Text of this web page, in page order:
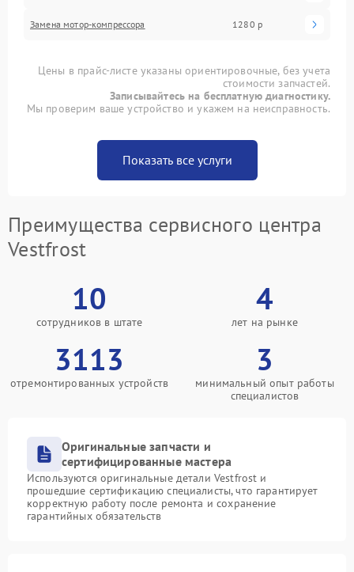
Замена мотор-компрессора 1280 р
Цены в прайс-листе указаны ориентировочные, без учета
стоимости запчастей.
Записывайтесь на бесплатную диагностику.
Мы проверим ваше устройство и укажем на неисправность.
Показать все услуги
Преимущества сервисного центра
Vestfrost
10
сотрудников в штате
4
лет на рынке
3113
отремонтированных устройств
3
минимальный опыт работы
специалистов
Оригинальные запчасти и
сертифицированные мастера
Используются оригинальные детали Vestfrost и
прошедшие сертификацию специалисты, что гарантирует
корректную работу после ремонта и сохранение
гарантийных обязательств